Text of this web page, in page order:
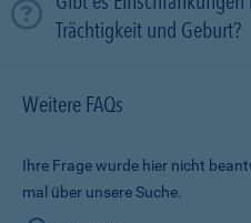
Trächtigkeit und Geburt?
Weitere FAQs
Ihre Frage wurde hier nicht
mal über unsere Suche.